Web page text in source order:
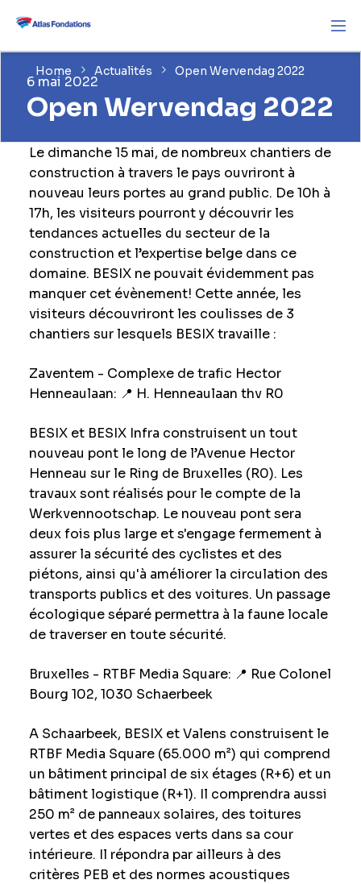
Home Actualités Open Wervendag 2022
6 mai 2022
Open Wervendag 2022
Le dimanche 15 mai, de nombreux chantiers de
construction à travers le pays ouvriront à
nouveau leurs portes au grand public. De 10h à
17h, les visiteurs pourront y découvrir les
tendances actuelles du secteur de la
construction et l’expertise belge dans ce
domaine. BESIX ne pouvait évidemment pas
manquer cet évènement! Cette année, les
visiteurs découvriront les coulisses de 3
chantiers sur lesquels BESIX travaille :
Zaventem - Complexe de trafic Hector
Henneaulaan: 📍 H. Henneaulaan thv R0
BESIX et BESIX Infra construisent un tout
nouveau pont le long de l’Avenue Hector
Henneau sur le Ring de Bruxelles (R0). Les
travaux sont réalisés pour le compte de la
Werkvennootschap. Le nouveau pont sera
deux fois plus large et s'engage fermement à
assurer la sécurité des cyclistes et des
piétons, ainsi qu'à améliorer la circulation des
transports publics et des voitures. Un passage
écologique séparé permettra à la faune locale
de traverser en toute sécurité.
Bruxelles - RTBF Media Square: 📍 Rue Colonel
Bourg 102, 1030 Schaerbeek
A Schaarbeek, BESIX et Valens construisent le
RTBF Media Square (65.000 m²) qui comprend
un bâtiment principal de six étages (R+6) et un
bâtiment logistique (R+1). Il comprendra aussi
250 m² de panneaux solaires, des toitures
vertes et des espaces verts dans sa cour
intérieure. Il répondra par ailleurs à des
critères PEB et des normes acoustiques